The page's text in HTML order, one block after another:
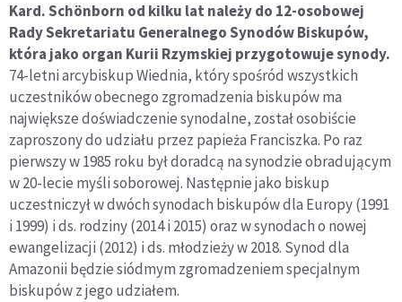
Kard. Schönborn od kilku lat należy do 12-osobowej
Rady Sekretariatu Generalnego Synodów Biskupów,
która jako organ Kurii Rzymskiej przygotowuje synody.
74-letni arcybiskup Wiednia, który spośród wszystkich
uczestników obecnego zgromadzenia biskupów ma
największe doświadczenie synodalne, został osobiście
zaproszony do udziału przez papieża Franciszka. Po raz
pierwszy w 1985 roku był doradcą na synodzie obradującym
w 20-lecie myśli soborowej. Następnie jako biskup
uczestniczył w dwóch synodach biskupów dla Europy (1991
i 1999) i ds. rodziny (2014 i 2015) oraz w synodach o nowej
ewangelizacji (2012) i ds. młodzieży w 2018. Synod dla
Amazonii będzie siódmym zgromadzeniem specjalnym
biskupów z jego udziałem.